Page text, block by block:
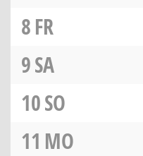
8FR
9SA
10SO
11 MO